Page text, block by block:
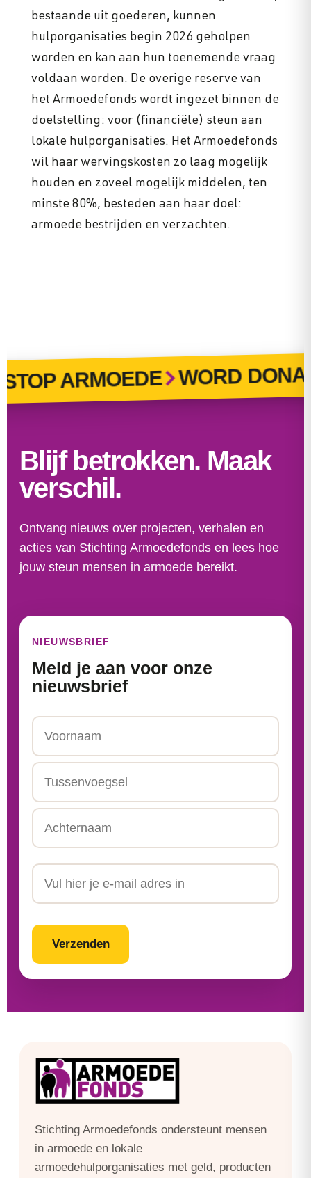
bestaande uit goederen, kunnen
hulporganisaties begin 2026 geholpen
worden en kan aan hun toenemende vraag
voldaan worden. De overige reserve van
het Armoedefonds wordt ingezet binnen de
doelstelling: voor (financiële) steun aan
lokale hulporganisaties. Het Armoedefonds
wil haar wervingskosten zo laag mogelijk
houden en zoveel mogelijk middelen, ten
minste 80%, besteden aan haar doel:
armoede bestrijden en verzachten.
ARMOEDE WORD
Blijf betrokken. Maak
verschil.
Ontvang nieuws over projecten, verhalen en
acties van Stichting Armoedefonds en lees hoe
jouw steun mensen in armoede bereikt.
NIEUWSBRIEF
Meld je aan voor onze
nieuwsbrief
Voornaam
Tussenvoegsel
Achternaam
CAPTCHA
Stichting Armoedefonds ondersteunt mensen
in armoede en lokale
armoedehulporganisaties met geld, producten